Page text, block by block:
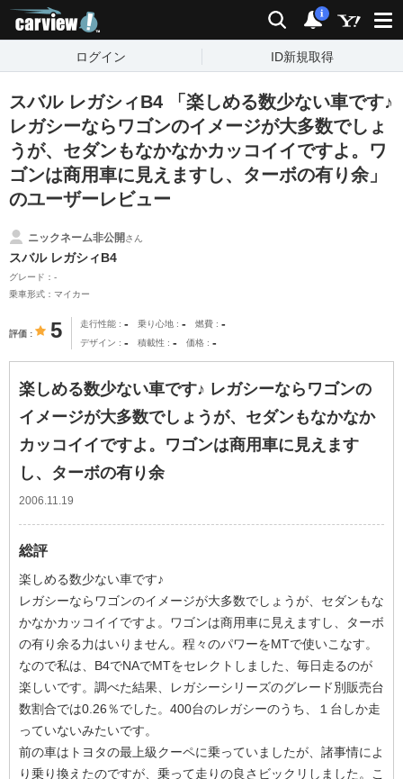
検索 通知
i
ログイン ID新規取得
スバル レガシィB4 「楽しめる数少ない車です♪
レガシーならワゴンのイメージが大多数でしょ
うが、セダンもなかなかカッコイイですよ。ワ
ゴンは商用車に見えますし、ターボの有り余」
のユーザーレビュー
ニックネーム非公開さん
スバル レガシィB4
グレード：-
乗車形式：マイカー
評価 5 走行性能 - 乗り心地 - 燃費 -
デザイン - 積載性 - 価格 -
楽しめる数少ない車です♪ レガシーならワゴンの
イメージが大多数でしょうが、セダンもなかなか
カッコイイですよ。ワゴンは商用車に見えます
し、ターボの有り余
2006.11.19
総評
楽しめる数少ない車です♪
レガシーならワゴンのイメージが大多数でしょうが、セダンもな
かなかカッコイイですよ。ワゴンは商用車に見えますし、ターボ
の有り余る力はいりません。程々のパワーをMTで使いこなす。
なので私は、B4でNAでMTをセレクトしました、毎日走るのが
楽しいです。調べた結果、レガシーシリーズのグレード別販売台
数割合では0.26％でした。400台のレガシーのうち、１台しか走
っていないみたいです。
前の車はトヨタの最上級クーペに乗っていましたが、諸事情によ
り乗り換えたのですが、乗って走りの良さビックリしました。こ